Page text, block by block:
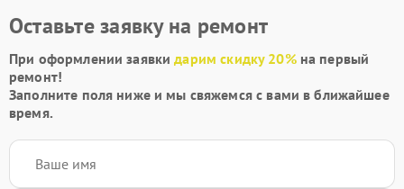
Оставьте заявку на ремонт
При оформлении заявкидарим скидку 20%на первый
ремонт!
Заполните поля ниже и мы свяжемся с вами в ближайшее
время.